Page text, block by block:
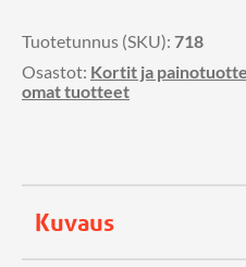
Tuotetunnus (SKU): 718
Osastot: Kortit ja
omat tuotteet
Kuvaus